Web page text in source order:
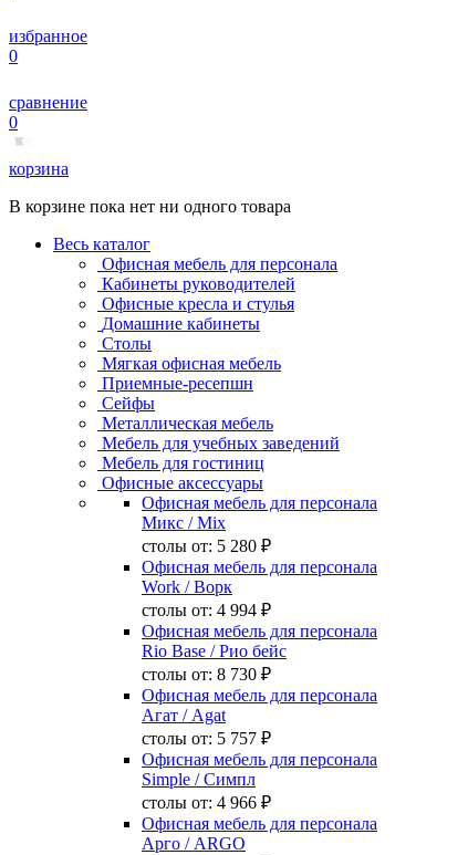
избранное
0
сравнение
0
корзина
В корзине пока нет ни одного товара
Весь каталог
Офисная мебель для персонала
Кабинеты руководителей
Офисные кресла и стулья
Домашние кабинеты
Столы
Мягкая офисная мебель
Приемные-ресепшн
Сейфы
Металлическая мебель
Мебель для учебных заведений
Мебель для гостиниц
Офисные аксессуары
Офисная мебель для персонала
Микс / Mix
столы от: 5 280 ₽
Офисная мебель для персонала
Work / Ворк
столы от: 4 994 ₽
Офисная мебель для персонала
Rio Base / Рио бейс
столы от: 8 730 ₽
Офисная мебель для персонала
Агат / Agat
столы от: 5 757 ₽
Офисная мебель для персонала
Simple / Симпл
столы от: 4 966 ₽
Офисная мебель для персонала
Арго / ARGO